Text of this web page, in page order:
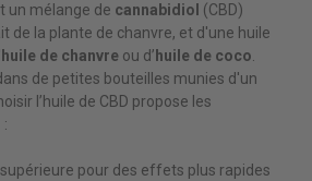
un mélange de cannabidiol (CBD)
de la plante de chanvre, et d'une huile
huile de chanvreou d’ huile de coco
de petites bouteilles munies d'un
l’huile de CBD propose les
pour des effets plus rapides